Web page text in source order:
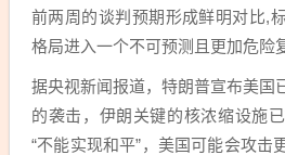
前两周的谈判预期形成鲜明对比,
格局进入一个不可预测且更加危险
据央视新闻报道，特朗普宣布美国
的袭击，伊朗关键的核浓缩设施
“不能实现和平”，美国可能会攻击